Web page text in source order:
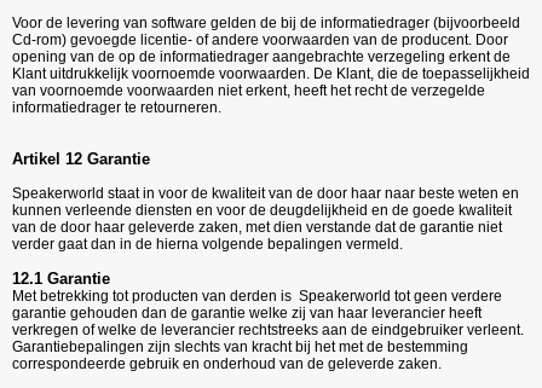
Voor de levering van software gelden de bij de informatiedrager (bijvoorbeeld
Cd-rom) gevoegde licentie- of andere voorwaarden van de producent. Door
opening van de op de informatiedrager aangebrachte verzegeling erkent de
Klant uitdrukkelijk voornoemde voorwaarden. De Klant, die de toepasselijkheid
van voornoemde voorwaarden niet erkent, heeft het recht de verzegelde
informatiedrager te retourneren.
Artikel 12 Garantie
Speakerworld staat in voor de kwaliteit van de door haar naar beste weten en
kunnen verleende diensten en voor de deugdelijkheid en de goede kwaliteit
van de door haar geleverde zaken, met dien verstande dat de garantie niet
verder gaat dan in de hierna volgende bepalingen vermeld.
12.1 Garantie
Met betrekking tot producten van derden is Speakerworld tot geen verdere
garantie gehouden dan de garantie welke zij van haar leverancier heeft
verkregen of welke de leverancier rechtstreeks aan de eindgebruiker verleent.
Garantiebepalingen zijn slechts van kracht bij het met de bestemming
correspondeerde gebruik en onderhoud van de geleverde zaken.